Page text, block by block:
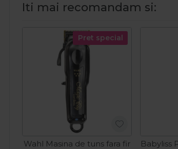
Iti mai recomandam si:
Pret special
Wahl Masina de tuns fara fir
Babyliss